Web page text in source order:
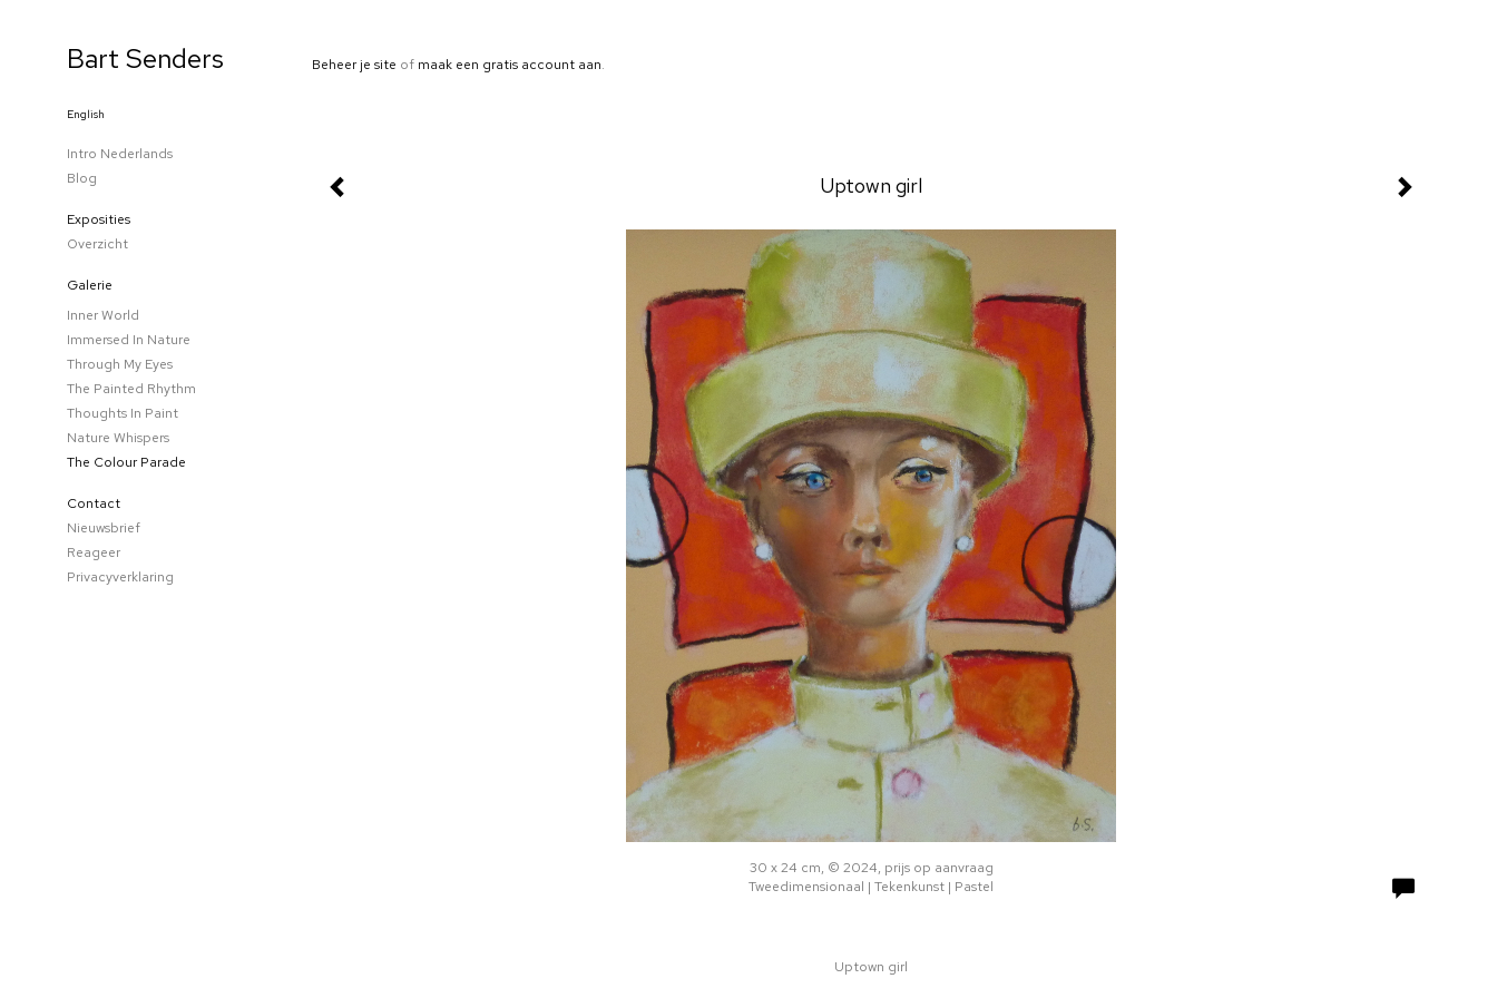
Beheer je site of maak een gratis account aan.
Uptown girl
30 x 24 cm, © 2024, prijs op aanvraag
Tweedimensionaal | Tekenkunst | Pastel
Uptown girl
Bart Senders
English
Intro Nederlands
Blog
Exposities
Overzicht
Galerie
Inner World
Immersed In Nature
Through My Eyes
The Painted Rhythm
Thoughts In Paint
Nature Whispers
The Colour Parade
Contact
Nieuwsbrief
Reageer
Privacyverklaring